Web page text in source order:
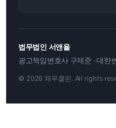
법무법인 서앤율
광고책임변호사 구제준 · 대한
© 2026 채무클린. All rights